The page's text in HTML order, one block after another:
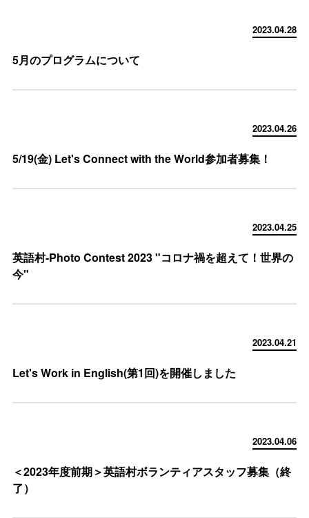
2023.04.28
5月のプログラムについて
2023.04.26
5/19(金) Let's Connect with the World参加者募集！
2023.04.25
英語村-Photo Contest 2023 "コロナ禍を超えて！世界の
今"
2023.04.21
Let's Work in English(第1回)を開催しました
2023.04.06
＜2023年度前期＞英語村ボランティアスタッフ募集（終
了）